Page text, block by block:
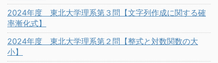
2024年度 東北大学理系第３問【文字列作成に関する確
率漸化式】
2024年度 東北大学理系第２問【整式と対数関数の大
小】